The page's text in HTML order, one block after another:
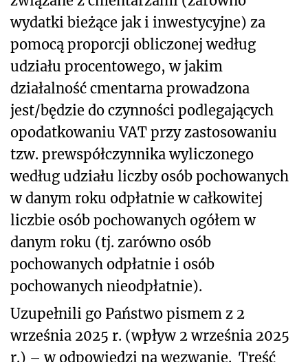
wydatki bieżące jak i inwestycyjne) za
pomocą proporcji obliczonej według
udziału procentowego, w jakim
działalność cmentarna prowadzona
jest/będzie do czynności podlegających
opodatkowaniu VAT przy zastosowaniu
tzw. prewspółczynnika wyliczonego
według udziału liczby osób pochowanych
w danym roku odpłatnie w całkowitej
liczbie osób pochowanych ogółem w
danym roku (tj. zarówno osób
pochowanych odpłatnie i osób
pochowanych nieodpłatnie).
Uzupełnili go Państwo pismem z 2
września 2025 r. (wpływ 2 września 2025
r.) – w odpowiedzi na wezwanie. Treść